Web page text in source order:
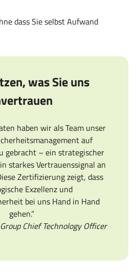
dass Sie selbst Aufwand
was Sie uns
haben wir als Team unser
auf
gebracht – ein strategischer
starkes Vertrauenssignal an
Zertifizierung zeigt, dass
Exzellenz und
bei uns Hand in Hand
gehen.“
Chief Technology Officer